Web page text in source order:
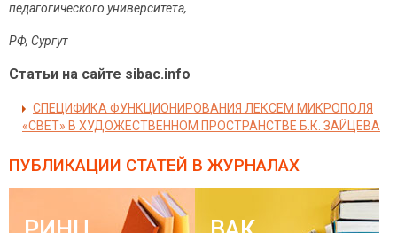
педагогического университета,
РФ, Сургут
Статьи на сайте sibac.info
СПЕЦИФИКА ФУНКЦИОНИРОВАНИЯ ЛЕКСЕМ МИКРОПОЛЯ
«СВЕТ» В ХУДОЖЕСТВЕННОМ ПРОСТРАНСТВЕ Б.К. ЗАЙЦЕВА
ПУБЛИКАЦИИ СТАТЕЙ В ЖУРНАЛАХ